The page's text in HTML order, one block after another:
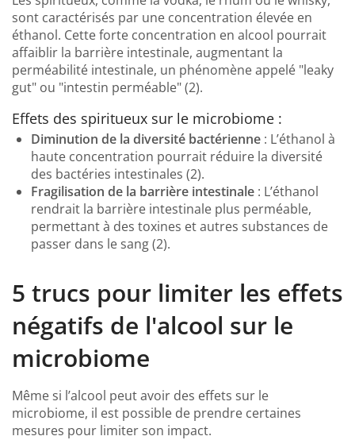
sont caractérisés par une concentration élevée en
éthanol. Cette forte concentration en alcool pourrait
affaiblir la barrière intestinale, augmentant la
perméabilité intestinale, un phénomène appelé "leaky
gut" ou "intestin perméable" (2).
Effets des spiritueux sur le microbiome :
Diminution de la diversité bactérienne : L’éthanol à
haute concentration pourrait réduire la diversité
des bactéries intestinales (2).
Fragilisation de la barrière intestinale : L’éthanol
rendrait la barrière intestinale plus perméable,
permettant à des toxines et autres substances de
passer dans le sang (2).
5 trucs pour limiter les effets
négatifs de l'alcool sur le
microbiome
Même si l’alcool peut avoir des effets sur le
microbiome, il est possible de prendre certaines
mesures pour limiter son impact.